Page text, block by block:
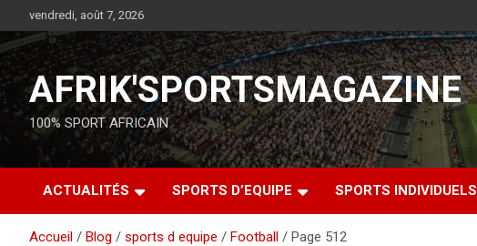
vendredi, août 7, 2026
AFRIK'SPORTSMAGAZINE
100% SPORT AFRICAIN
ACTUALITÉS SPORTS D’EQUIPE SPORTS INDIVIDUELS
Accueil Blog sports d equipe Football Page 512